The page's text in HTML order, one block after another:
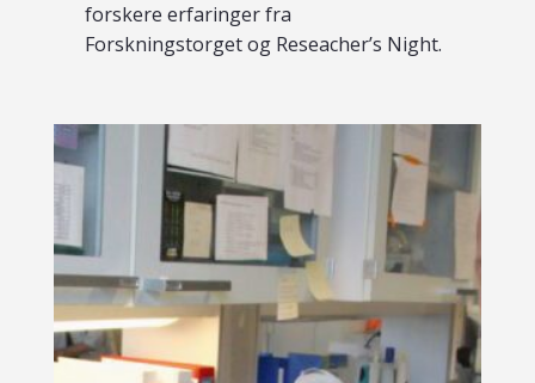
forskere erfaringer fra
Forskningstorget og Reseacher’s Night.